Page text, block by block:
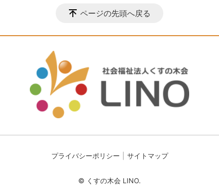
ページの先頭へ戻る
プライバシーポリシー サイトマップ
© くすの木会 LINO.